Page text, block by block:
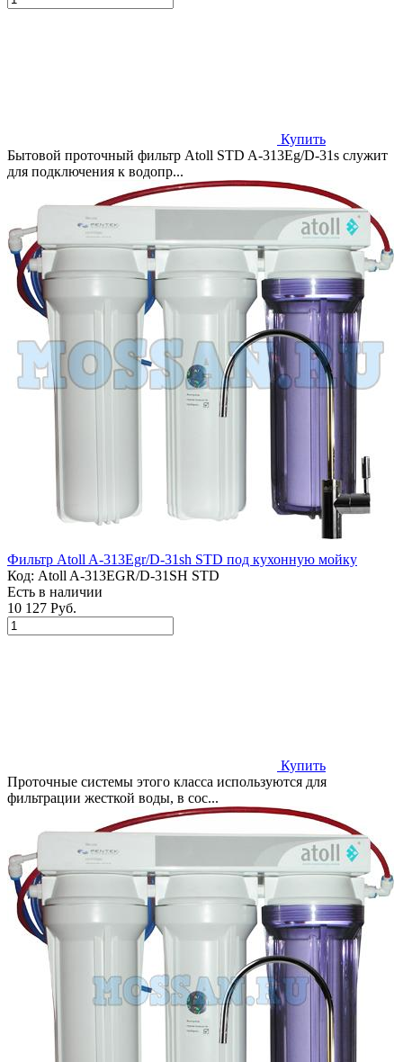
Купить
Бытовой проточный фильтр Atoll STD A-313Eg/D-31s служит
для подключения к водопр...
Фильтр Atoll A-313Egr/D-31sh STD под кухонную мойку
Код: Atoll A-313EGR/D-31SH STD
Есть в наличии
10 127 Руб.
Купить
Проточные системы этого класса используются для
фильтрации жесткой воды, в сос...